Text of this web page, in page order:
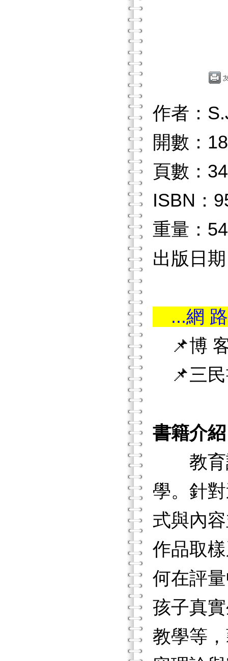
作者：
開數：18
頁數：
ISBN：
重量：
出版日
...網
📌博
📌三民
書籍介紹
教育評
學。針
式與內
作品取
何在評
孩子真
教學等